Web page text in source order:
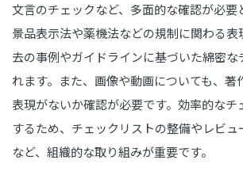
文言のチェックなど、多面的な確認が必要
景品表示法や薬機法などの規制に関わる表
去の事例やガイドラインに基づいた綿密な
れます。また、画像や動画についても、著
表現がないか確認が必要です。効率的なチ
するため、チェックリストの整備やレビ
など、組織的な取り組みが重要です。